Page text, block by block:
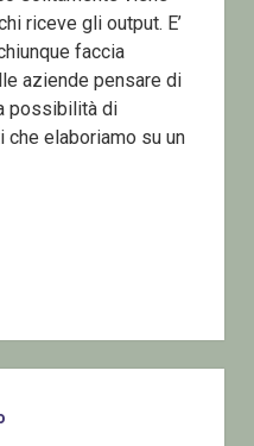
riceve gli output. E’
faccia
aziende pensare di
possibilità di
elaboriamo su un